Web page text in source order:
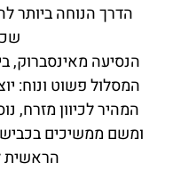
הדרך הנוחה ביותר
הנסיעה מאינסברוק,
הראשית